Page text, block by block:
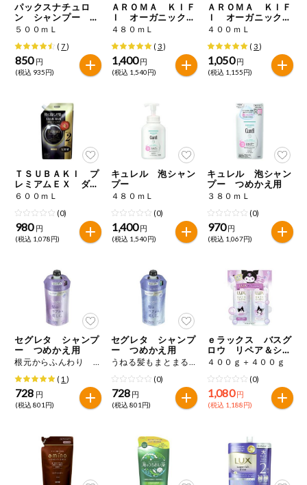
お問い合わせ
ペット
先着限定企画
スマート・ワ
ン注文
今週のお買い
コープ商品
今週の新登場
複数注文でお
ポイントがも
らえる！
お弁当用商品
ミールキット
パックスナチュロ
ン シャンプー 詰
替用
５００ｍＬ
(7)
850 円
(税込 935円)
ＡＲＯＭＡ ＫＩＦ
Ｉ オーガニック
モイストシャイン
４８０ｍＬ
( 3)
1,400 円
(税込 1,540円)
ＡＲＯＭＡ ＫＩＦ
Ｉ オーガニック
モイストシャイン
え用
４００ｍＬ
( 3)
1,050 円
(税込 1,155円)
ＴＳＵＢＡＫＩ プ
レミアムＥＸ ダメ
ージケア＆リペア
え用
６００ｍＬ
(0)
980 円
(税込 1,078円)
キュレル 泡シャン
プー
４８０ｍＬ
(0)
1,400 円
(税込 1,540円)
キュレル 泡シャン
プー つめかえ用
３８０ｍＬ
(0)
970円
(税込 1,067円)
セグレタ シャンプ
ー つめかえ用
根元からふんわり ３４０ｍＬ
( 1 )
728 円
(税込 801円)
セグレタ シャンプ
ー つめかえ用
うねる髪もまとまる ３４０ｍＬ
(0)
728 円
(税込 801円)
ｅラックス バスグ
ロウ リペア＆シャ
イン クロミコラ
ボ お試し容量ポン
プペア
４００ｇ＋４００ｇ
(0)
1,080 円
(税込 1,188円)